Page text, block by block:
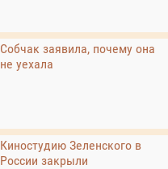
Собчак заявила, почему она
не уехала
Киностудию Зеленского в
России закрыли